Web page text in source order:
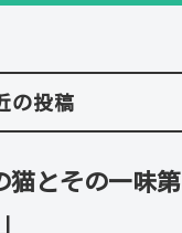
の投稿
猫とその一味第